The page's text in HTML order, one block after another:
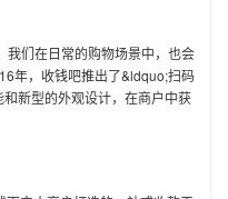
我们在日常的购物场景中，也会
年，收钱吧推出了&ldquo;扫码
新型的外观设计，在商户中获